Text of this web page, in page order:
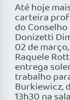
Até hoje
carteira
do
Donizetti
02 de
Raquele
entrega
trabalho
Burkiewicz,